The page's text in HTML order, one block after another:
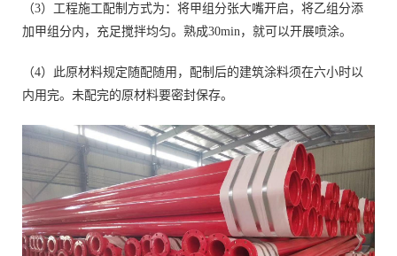
（3）工程施工配制方式为：将甲组分张大嘴开启，将乙组分添
加甲组分内，充足搅拌均匀。熟成30min，就可以开展喷涂。
（4）此原材料规定随配随用，配制后的建筑涂料须在六小时以
内用完。未配完的原材料要密封保存。